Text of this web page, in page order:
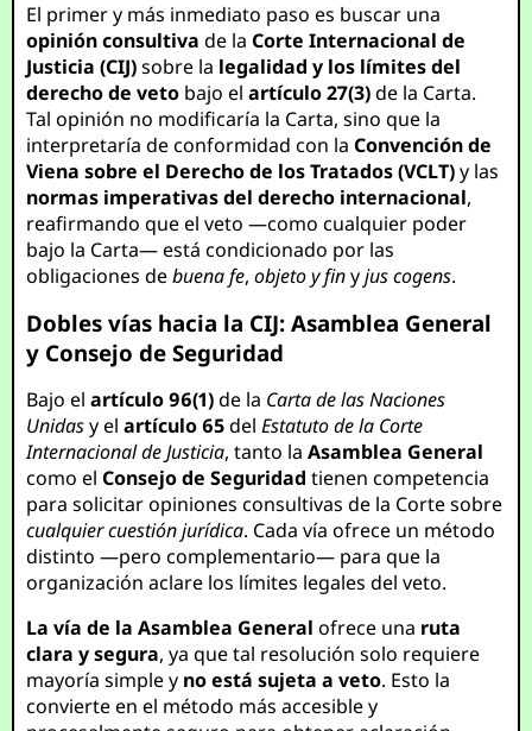
El primer y más inmediato paso es buscar una
opinión consultiva de laCorte Internacional de
Justicia (CIJ)sobre la legalidad y los límites del
derecho de veto bajo elartículo 27(3)de la Carta.
Tal opinión no modificaría la Carta, sino que la
interpretaría de conformidad con laConvención de
Viena sobre el Derecho de los Tratados (VCLT)y las
normas imperativas del derecho internacional,
reafirmando que el veto —como cualquier poder
bajo la Carta— está condicionado por las
obligaciones debuena fe,objeto y finyjus cogens.
Dobles vías hacia la CIJ: Asamblea General
y Consejo de Seguridad
Bajo elartículo 96(1)de la Carta de las Naciones
Unidasy elartículo 65delEstatuto de la Corte
Internacional de Justicia, tanto laAsamblea General
como elConsejo de Seguridad tienen competencia
para solicitar opiniones consultivas de la Corte sobre
cualquier cuestión jurídica. Cada vía ofrece un método
distinto —pero complementario— para que la
organización aclare los límites legales del veto.
La vía de la Asamblea General ofrece una ruta
clara y segura, ya que tal resolución solo requiere
mayoría simple y no está sujeta a veto. Esto la
convierte en el método más accesible y